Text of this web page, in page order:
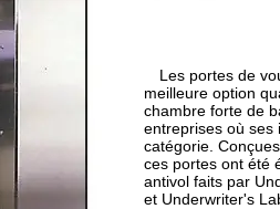
Les portes de
meilleure option
chambre forte de
entreprises où ses
catégorie.
ces portes ont été
antivol faits par
et Underwriter's